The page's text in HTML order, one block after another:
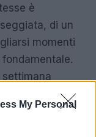
My Personal
è
di un
momenti
di prendermi
d’aria